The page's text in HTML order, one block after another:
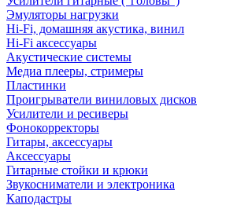
Эмуляторы нагрузки
Hi-Fi, домашняя акустика, винил
Hi-Fi аксессуары
Акустические системы
Медиа плееры, стримеры
Пластинки
Проигрыватели виниловых дисков
Усилители и ресиверы
Фонокорректоры
Гитары, аксессуары
Аксессуары
Гитарные стойки и крюки
Звукосниматели и электроника
Каподастры